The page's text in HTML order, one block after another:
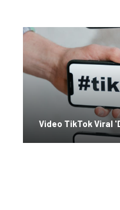
Video TikTok Viral